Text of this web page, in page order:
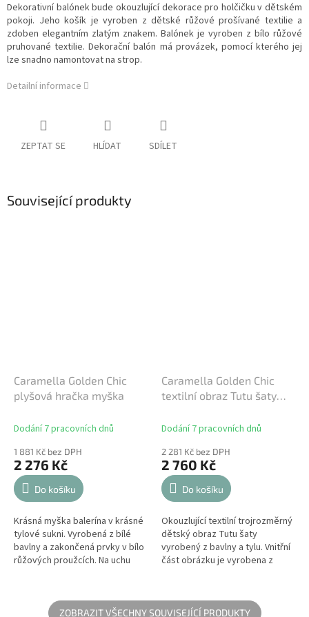
Dekorativní balónek bude okouzlující dekorace pro holčičku v dětském
pokoji. Jeho košík je vyroben z dětské růžové prošívané textilie a
zdoben elegantním zlatým znakem. Balónek je vyroben z bílo růžové
pruhované textilie. Dekorační balón má provázek, pomocí kterého jej
lze snadno namontovat na strop.
Detailní informace
ZEPTAT SE HLÍDAT SDÍLET
Související produkty
Caramella Golden Chic
plyšová hračka myška
Dodání 7 pracovních dnů
1 881 Kč bez DPH
2 276 Kč
Do košíku
Krásná myška balerína v krásné
tylové sukni. Vyrobená z bílé
bavlny a zakončená prvky v bílo
růžových proužcích. Na uchu
Caramella Golden Chic
textilní obraz Tutu šaty
Dodání 7 pracovních dnů
2 281 Kč bez DPH
2 760 Kč
Do košíku
Okouzlující textilní trojrozměrný
dětský obraz Tutu šaty
vyrobený z bavlny a tylu. Vnitřní
část obrázku je vyrobena z
ZOBRAZIT VŠECHNY SOUVISEJÍCÍ PRODUKTY